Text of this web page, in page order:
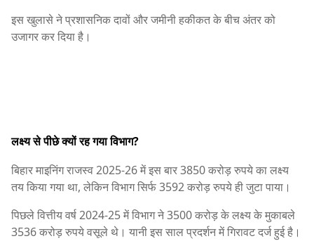
इस खुलासे ने प्रशासनिक दावों और जमीनी हकीकत के बीच अंतर को
उजागर कर दिया है।
लक्ष्य से पीछे क्यों रह गया विभाग?
बिहार माइनिंग राजस्व 2025-26 में इस बार 3850 करोड़ रुपये का लक्ष्य
तय किया गया था, लेकिन विभाग सिर्फ 3592 करोड़ रुपये ही जुटा पाया।
पिछले वित्तीय वर्ष 2024-25 में विभाग ने 3500 करोड़ के लक्ष्य के मुकाबले
3536 करोड़ रुपये वसूले थे। यानी इस साल प्रदर्शन में गिरावट दर्ज हुई है।